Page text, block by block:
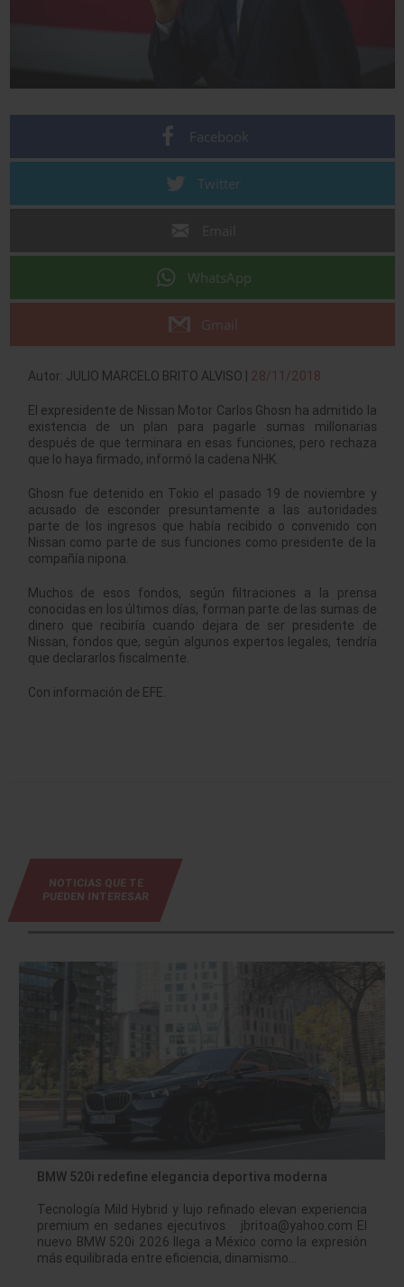
Facebook
Twitter
WhatsApp
Gmail
Autor: JULIO MARCELO BRITO ALVISO | 28/11/2018
El expresidente de Nissan Motor Carlos Ghosn ha admitido la
existencia de un plan para pagarle sumas millonarias
después de que terminara en esas funciones, pero rechaza
que lo haya firmado, informó la cadena NHK.
Ghosn fue detenido en Tokio el pasado 19 de noviembre y
acusado de esconder presuntamente a las autoridades
parte de los ingresos que había recibido o convenido con
Nissan como parte de sus funciones como presidente de la
compañía nipona.
Muchos de esos fondos, según filtraciones a la prensa
conocidas en los últimos días, forman parte de las sumas de
dinero que recibiría cuando dejara de ser presidente de
Nissan, fondos que, según algunos expertos legales, tendría
que declararlos fiscalmente.
Con información de EFE.
NOTICIAS QUE TE
PUEDEN INTERESAR
BMW 520i redefine elegancia deportiva moderna
Tecnología Mild Hybrid y lujo refinado elevan experiencia
premium en sedanes ejecutivos jbritoa@yahoo.com El
nuevo BMW 520i 2026 llega a México como la expresión
más equilibrada entre eficiencia, dinamismo…